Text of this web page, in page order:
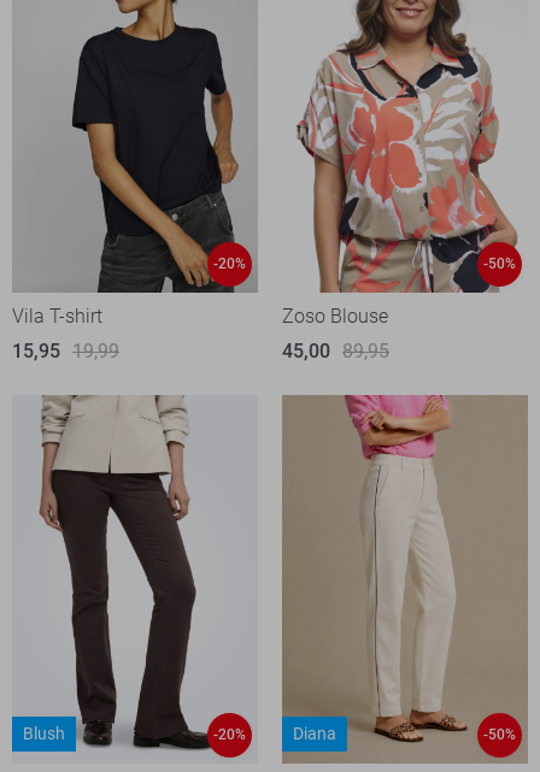
-20%
Vila T-shirt
15,95 19,99
-50%
Zoso Blouse
45,00 89,95
Blush -20% Diana -50%